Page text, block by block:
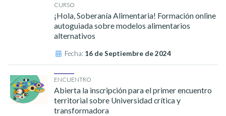
CURSO
¡Hola, Soberanía Alimentaria! Formación online
autoguiada sobre modelos alimentarios
alternativos
Fecha: 16 de Septiembre de 2024
ENCUENTRO
Abierta la inscripción para el primer encuentro
territorial sobre Universidad crítica y
transformadora